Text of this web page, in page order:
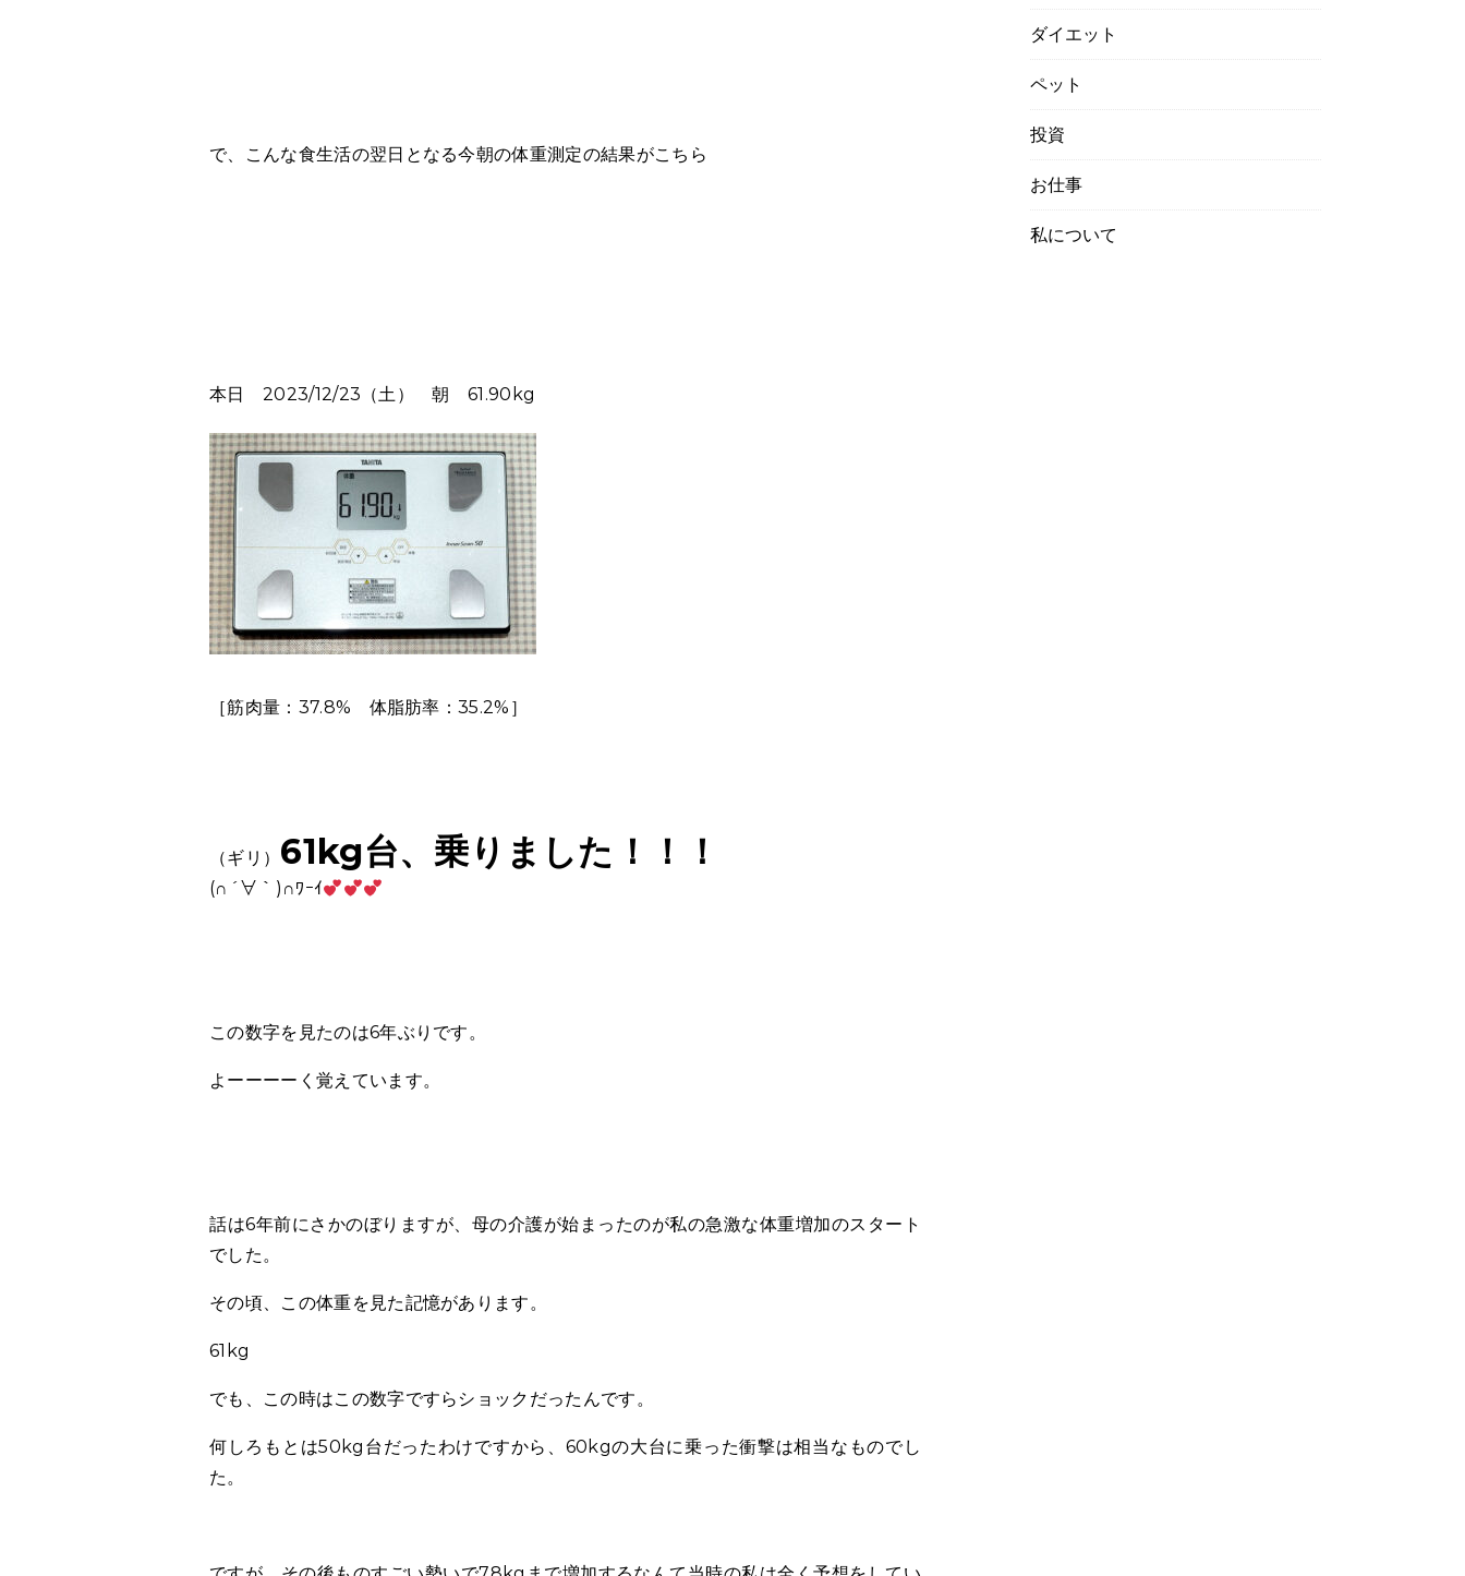
で、こんな食生活の翌日となる今朝の体重測定の結果がこちら
本日 2023/12/23（土） 朝 61.90kg
［筋肉量：37.8% 体脂肪率：35.2%］
（ギリ） 61kg台、乗りました！！！
(∩´∀｀)∩ﾜｰｲ
この数字を見たのは6年ぶりです。
よーーーーく覚えています。
話は6年前にさかのぼりますが、母の介護が始まったのが私の急激な体重増加のスタート
でした。
その頃、この体重を見た記憶があります。
61kg
でも、この時はこの数字ですらショックだったんです。
何しろもとは50kg台だったわけですから、60kgの大台に乗った衝撃は相当なものでし
た。
ダイエット
ペット
投資
お仕事
私について